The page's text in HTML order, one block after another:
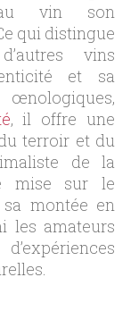
vin son
qui distingue
vins
et sa
, il offre une
terroir et du
de la
mise sur le
montée en
les amateurs